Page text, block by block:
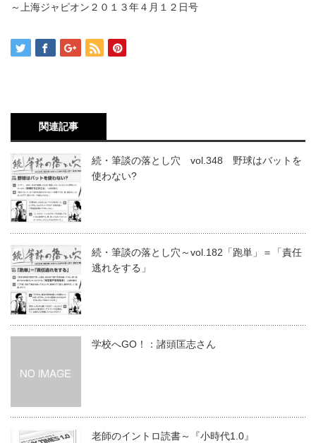
～上海ジャピオン２０１３年４月１２日号
関連記事
続・筆談の落とし穴 vol.348 野球はバットを
使わない?
続・筆談の落とし穴～vol.182「跑単」＝「責任
逃れをする」
学校へGO！：諸頭匡志さん
老師のイントロ読書～『小時代1.0』